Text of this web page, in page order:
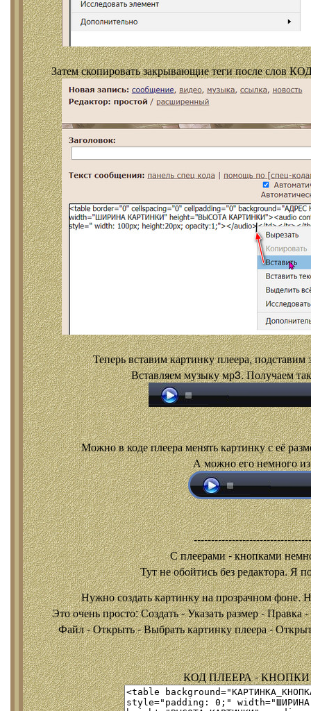
Затем скопировать закрывающие теги после слов
Теперь вставим картинку плеера, подставим
Вставляем музыку мр3. Получаем
Можно в коде плеера менять картинку с её
А можно его немного
С плеерами - кнопками
Тут не обойтись без редактора. Я
Нужно создать картинку на прозрачном фоне.
Это очень просто: Создать - Указать размер -
Файл - Открыть - Выбрать картинку плеера -
КОД ПЛЕЕРА - КНОПКИ